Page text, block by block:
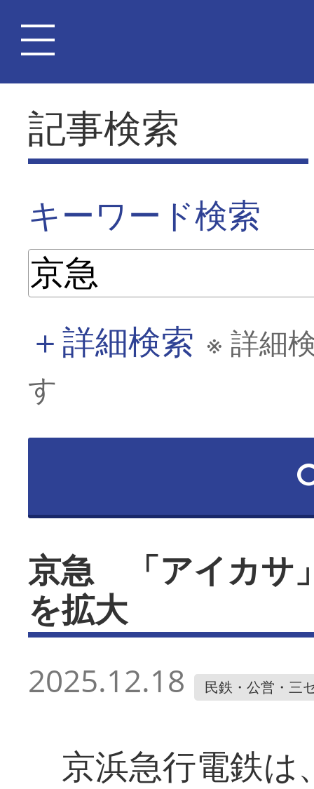
記事検索
キーワード検索
＋詳細検索 ※ 詳細
す
京急 「アイカサ
を拡大
2025.12.18 民鉄・公営・三
京浜急行電鉄は